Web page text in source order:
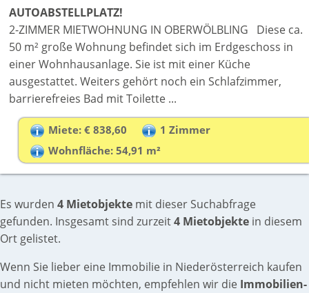
AUTOABSTELLPLATZ!
2-ZIMMER MIETWOHNUNG IN OBERWÖLBLING Diese ca.
50 m² große Wohnung befindet sich im Erdgeschoss in
einer Wohnhausanlage. Sie ist mit einer Küche
ausgestattet. Weiters gehört noch ein Schlafzimmer,
barrierefreies Bad mit Toilette ...
Miete: € 838,60
1 Zimmer
Wohnfläche: 54,91 m²
Es wurden 4 Mietobjekte mit dieser Suchabfrage
gefunden. Insgesamt sind zurzeit4 Mietobjekte in diesem
Ort gelistet.
Wenn Sie lieber eine Immobilie in Niederösterreich kaufen
und nicht mieten möchten, empfehlen wir die Immobilien-